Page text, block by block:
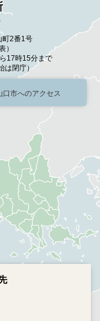
2番1号
）
17時15分まで
は閉庁）
口市へのアクセス